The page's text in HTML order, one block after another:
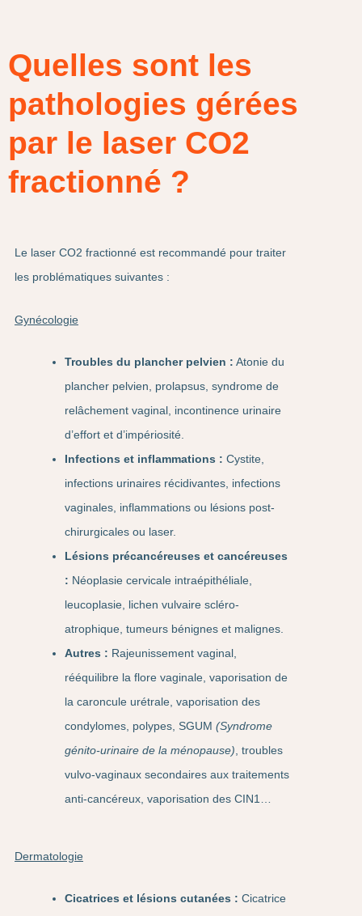
Quelles sont les
pathologies gérées
par le laser CO2
fractionné ?
Le laser CO2 fractionné est recommandé pour traiter
les problématiques suivantes :
Gynécologie
Troubles du plancher pelvien : Atonie du
plancher pelvien, prolapsus, syndrome de
relâchement vaginal, incontinence urinaire
d’effort et d’impériosité.
Infections et inflammations : Cystite,
infections urinaires récidivantes, infections
vaginales, inflammations ou lésions post-
chirurgicales ou laser.
Lésions précancéreuses et cancéreuses
: Néoplasie cervicale intraépithéliale,
leucoplasie, lichen vulvaire scléro-
atrophique, tumeurs bénignes et malignes.
Autres : Rajeunissement vaginal,
rééquilibre la flore vaginale, vaporisation de
la caroncule urétrale, vaporisation des
condylomes, polypes, SGUM (Syndrome
génito-urinaire de la ménopause) , troubles
vulvo-vaginaux secondaires aux traitements
anti-cancéreux, vaporisation des CIN1…
Dermatologie
Cicatrices et lésions cutanées : Cicatrice